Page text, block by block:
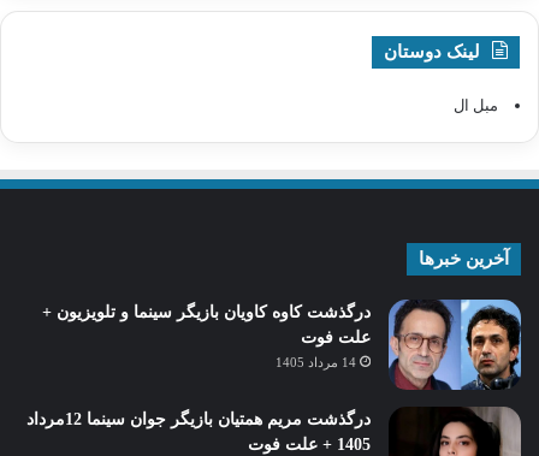
لینک دوستان
مبل ال
آخرین خبرها
درگذشت کاوه کاویان بازیگر سینما و تلویزیون +
علت فوت
14 مرداد 1405
درگذشت مریم همتیان بازیگر جوان سینما 12مرداد
1405 + علت فوت